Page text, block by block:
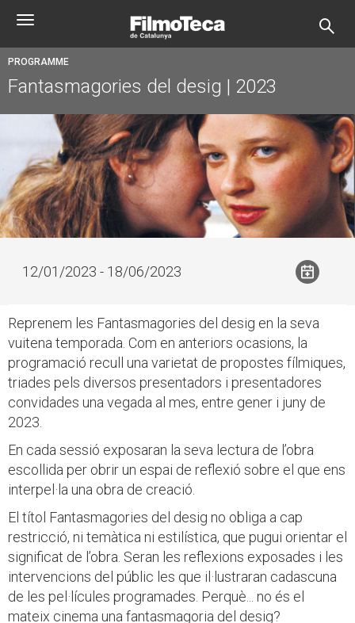
content
Toggle
PROGRAMME
Fantasmagories del desig | 2023
12/01/2023 - 18/06/2023
Reprenem les Fantasmagories del desig en la seva
vuitena temporada. Com en anteriors ocasions, la
programació recull una varietat de propostes fílmiques,
triades pels diversos presentadors i presentadores
convidades una vegada al mes, entre gener i juny de
2023.
En cada sessió exposaran la seva lectura de l’obra
escollida per obrir un espai de reflexió sobre el que ens
interpel·la una obra de creació.
El títol Fantasmagories del desig no obliga a cap
restricció, ni temàtica ni estilística, que pugui orientar el
significat de l’obra. Seran les reflexions exposades i les
intervencions del públic les que il·lustraran cadascuna
de les pel·lícules programades. Perquè... no és el
mateix cinema una fantasmagoria del desig?